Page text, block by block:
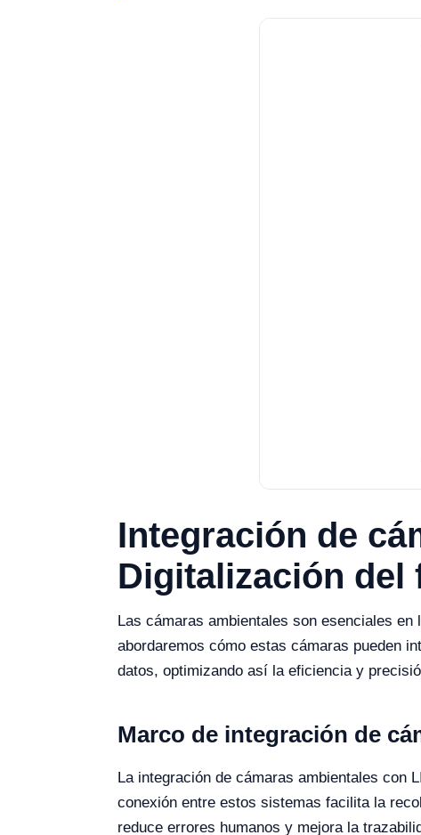
Integración de
Digitalización del
Las cámaras ambientales son esenciales
abordaremos cómo estas cámaras pueden
datos, optimizando así la eficiencia y
Marco de integración de
La integración de cámaras ambientales con
conexión entre estos sistemas facilita la
reduce errores humanos y mejora la